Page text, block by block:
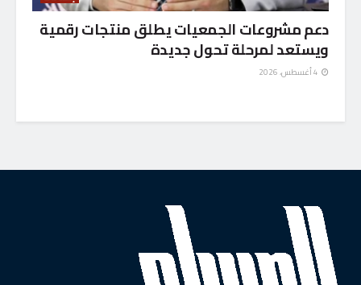
دعم مشروعات الجمعيات يطلق منتجات رقمية
ويستعد لمرحلة تحول جديدة